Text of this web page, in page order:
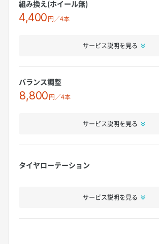
組み換え(ホイール無)
4,400円／4本
サービス説明を見る
バランス調整
8,800円／4本
サービス説明を見る
タイヤローテーション
サービス説明を見る